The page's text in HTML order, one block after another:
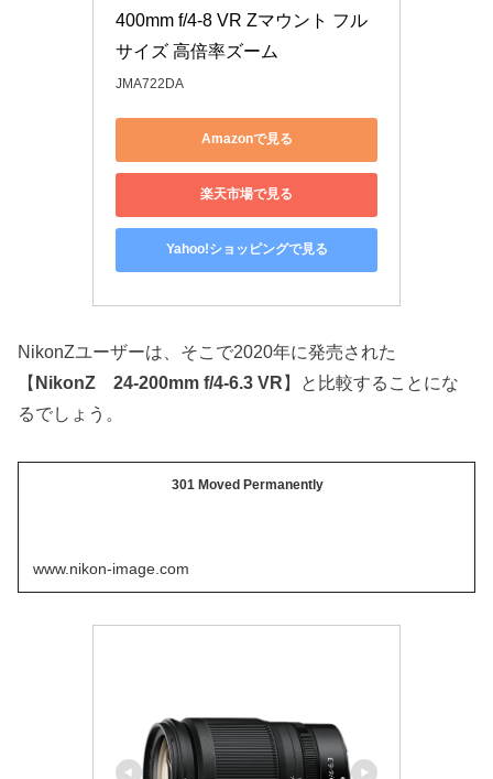
400mm f/4-8 VR Zマウント フル
サイズ 高倍率ズーム
JMA722DA
Amazonで見る
楽天市場で見る
Yahoo!ショッピングで見る
NikonZユーザーは、そこで2020年に発売された
【 NikonZ 24-200mm f/4-6.3 VR 】と比較することにな
るでしょう。
301 Moved Permanently
www.nikon-image.com